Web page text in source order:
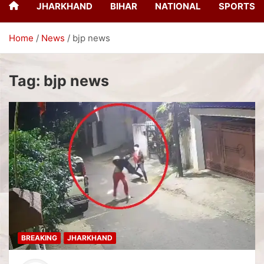
JHARKHAND BIHAR NATIONAL SPORTS
Home News bjp news
Tag: bjp news
BREAKING JHARKHAND